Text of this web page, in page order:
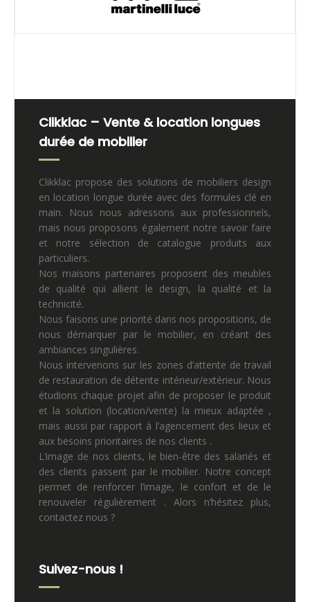
Clikklac – Vente & location longues
durée de mobilier
Clikklac propose des solutions de mobiliers design
en location longue durée avec des formules clé en
main. Nous nous adressons aux professionnels,
mais nous proposons également notre savoir faire
et notre sélection de catalogue produits aux
particuliers.
Nos maisons partenaires proposent des meubles
de qualité qui allient le design, la qualité et la
technicité.
Nous faisons une priorité dans nos propositions, de
nous démarquer par le mobilier, en créant des
ambiances singulières.
Nous intervenons sur les zones d’attente de travail
de restauration de détente intérieur/extérieur. Nous
étudions chaque projet afin de proposer le produit
et la solution (location/vente) la mieux adaptée ,
mais aussi par rapport à l’agencement des lieux et
aux besoins prioritaires de nos clients .
L’image de nos clients, le bien-être des salariés et
des clients passent par le mobilier. Notre concept
permet de renforcer l’image, le confort et de le
renouveler régulièrement . Alors n’hésitez plus,
contactez nous ?
Suivez-nous !